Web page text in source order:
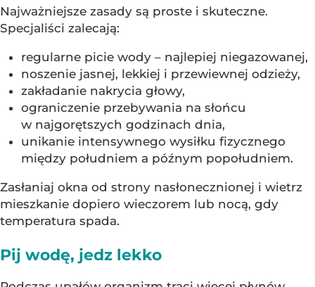
Najważniejsze zasady są proste i skuteczne.
Specjaliści zalecają:
regularne picie wody – najlepiej niegazowanej,
noszenie jasnej, lekkiej i przewiewnej odzieży,
zakładanie nakrycia głowy,
ograniczenie przebywania na słońcu
w najgorętszych godzinach dnia,
unikanie intensywnego wysiłku fizycznego
między południem a późnym popołudniem.
Zasłaniaj okna od strony nasłonecznionej i wietrz
mieszkanie dopiero wieczorem lub nocą, gdy
temperatura spada.
Pij wodę, jedz lekko